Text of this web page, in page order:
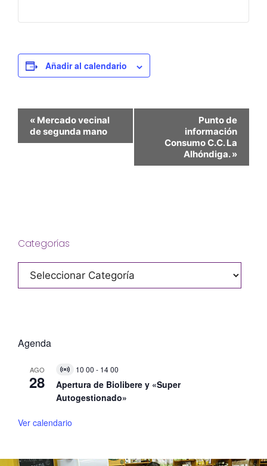
Añadir al calendario
e
e
« Mercado vecinal
de segunda mano
Punto de
información
Consumo C.C. La
Alhóndiga.»
Categorías
Categorías
Agenda
AGO
28
V
i
t
a
e
10 00 - 14 00
Apertura de Biolibere y «Super
Autogestionado»
Ver calendario